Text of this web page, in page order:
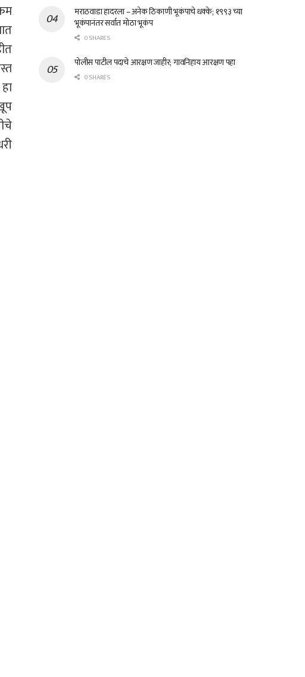
मराठवाडा हादरला – अनेक ठिकाणी भूकंपाचे धक्के; १९९३ च्या
भूकंपानंतर सर्वात मोठा भूकंप
0 SHARES
पोलीस पाटील पदाचे आरक्षण जाहीर; गावनिहाय आरक्षण पहा
0 SHARES